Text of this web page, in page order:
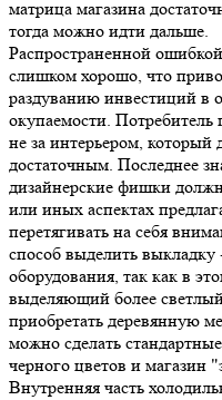
матрица магазина
тогда можно идти дальше.
Распространенной
слишком хорошо, что
раздуванию инвестиций в
окупаемости. Потребитель
не за интерьером,
достаточным. Последнее
дизайнерские фишки
или иных аспектах
перетягивать на себя
способ выделить
оборудования, так как в
выделяющий более
приобретать деревянную
можно сделать
черного цветов и магазин
Внутренняя часть